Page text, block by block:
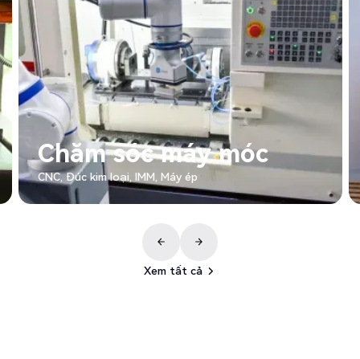
Chăm sóc máy móc
CNC, Đúc kim loại, IMM, Máy ép
Xem tất cả